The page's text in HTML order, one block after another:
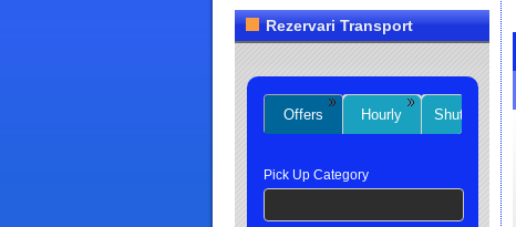
Rezervari Transport
Offers Hourly Shuttles
Pick Up Category